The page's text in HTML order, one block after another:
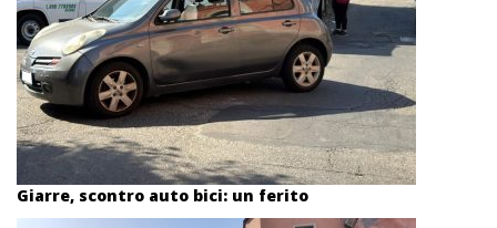
Giarre, scontro auto bici: un ferito